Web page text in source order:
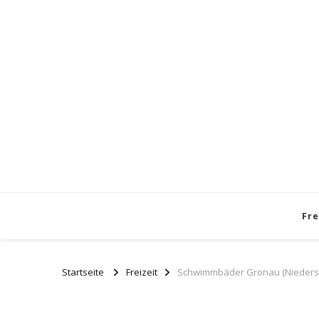
Startseite Freizeit Schwimmbäder Gronau